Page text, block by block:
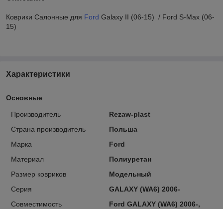
Коврики Салонные для Ford Galaxy II (06-15) / Ford S-Max (06-
15)
Характеристики
Основные
Производитель
Rezaw-plast
Страна производитель
Польша
Марка
Ford
Материал
Полиуретан
Размер ковриков
Модельный
Серия
GALAXY (WA6) 2006-
Совместимость
Ford GALAXY (WA6) 2006-,